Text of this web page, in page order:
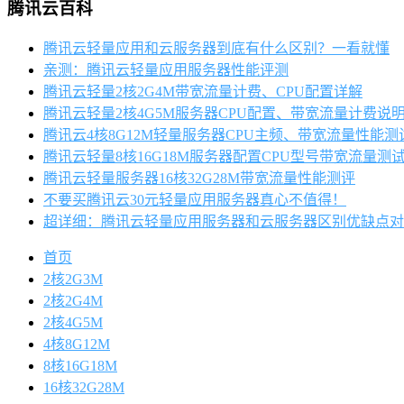
腾讯云百科
腾讯云轻量应用和云服务器到底有什么区别？一看就懂
亲测：腾讯云轻量应用服务器性能评测
腾讯云轻量2核2G4M带宽流量计费、CPU配置详解
腾讯云轻量2核4G5M服务器CPU配置、带宽流量计费说明
腾讯云4核8G12M轻量服务器CPU主频、带宽流量性能测
腾讯云轻量8核16G18M服务器配置CPU型号带宽流量测
腾讯云轻量服务器16核32G28M带宽流量性能测评
不要买腾讯云30元轻量应用服务器真心不值得！
超详细：腾讯云轻量应用服务器和云服务器区别优缺点
首页
2核2G3M
2核2G4M
2核4G5M
4核8G12M
8核16G18M
16核32G28M